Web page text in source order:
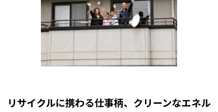
リサイクルに携わる仕事柄、クリーンなエネル